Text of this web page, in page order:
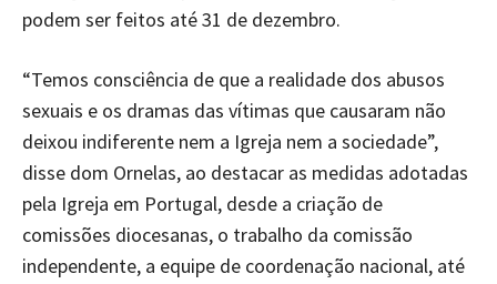
podem ser feitos até 31 de dezembro.
“Temos consciência de que a realidade dos abusos
sexuais e os dramas das vítimas que causaram não
deixou indiferente nem a Igreja nem a sociedade”,
disse dom Ornelas, ao destacar as medidas adotadas
pela Igreja em Portugal, desde a criação de
comissões diocesanas, o trabalho da comissão
independente, a equipe de coordenação nacional, até